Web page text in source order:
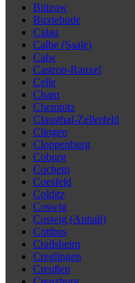
Bützow
Buxtehude
Calau
Calbe (Saale)
Calw
Castrop-Rauxel
Celle
Cham
Chemnitz
Clausthal-Zellerfeld
Clingen
Cloppenburg
Coburg
Cochem
Coesfeld
Colditz
Coswig
Coswig (Anhalt)
Cottbus
Crailsheim
Creglingen
Creußen